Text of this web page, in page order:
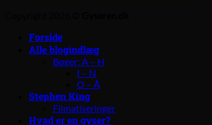
Forside
Alle blogindlæg
Bøger: A – H
I – N
O – Å
Stephen King
Filmatiseringer
Hvad er en gyser?